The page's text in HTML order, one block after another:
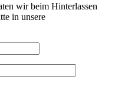
wir beim Hinterlassen
in unsere